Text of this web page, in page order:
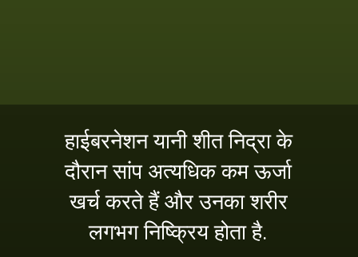
हाईबरनेशन यानी शीत निद्रा के
दौरान सांप अत्यधिक कम ऊर्जा
खर्च करते हैं और उनका शरीर
लगभग निष्क्रिय होता है.